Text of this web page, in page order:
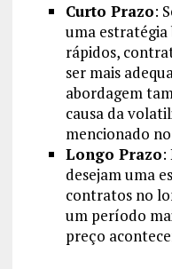
Curto Prazo:
uma estratégia
rápidos,
ser mais
abordagem
causa da
mencionado
Longo Prazo:
desejam uma
contratos no
um período
preço